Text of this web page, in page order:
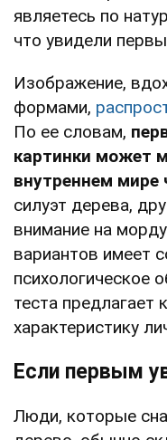
являетесь по
что увидели
Изображение,
формами,
По ее словам,
картинки может
внутреннем мире
силуэт дерева,
внимание на
вариантов имеет
психологическое
теста
характеристику
Если первым
Люди, которые